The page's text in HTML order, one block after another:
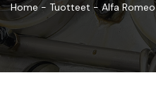
Home- Tuotteet -Alfa Romeo